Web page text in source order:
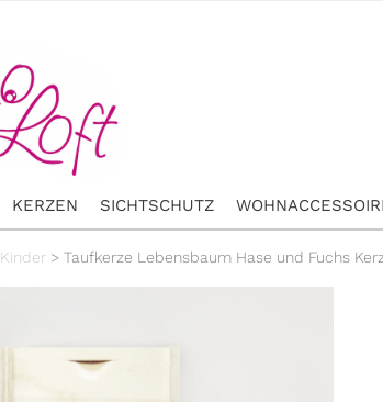
KERZEN SICHTSCHUTZ
Kinder > Taufkerze Lebensbaum Hase und Fuchs